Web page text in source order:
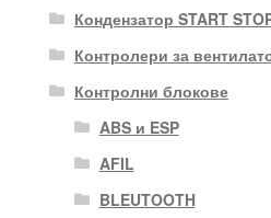
Кондензатор START
Контролери за
Контролни блокове
ABS и ESP
AFIL
BLEUTOOTH